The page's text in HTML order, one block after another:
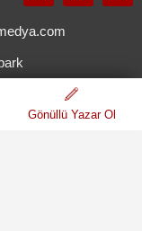
Gönüllü Yazar Ol